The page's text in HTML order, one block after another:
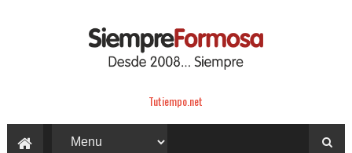
Tutiempo.net